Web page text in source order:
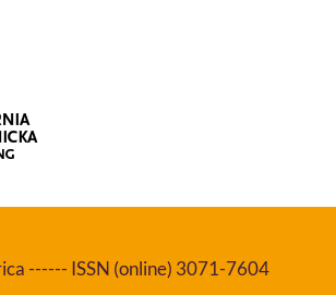
------ ISSN (online) 3071-7604